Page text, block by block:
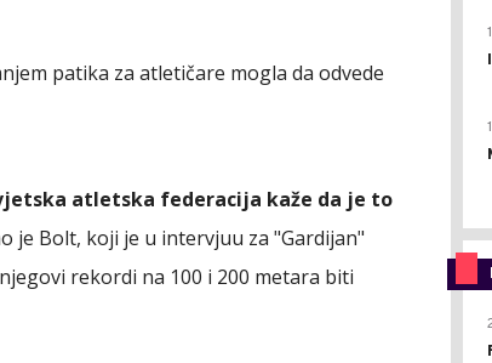
patika za atletičare mogla da odvede
atletska federacija kaže da je to
je Bolt, koji je u intervjuu za "Gardijan"
rekordi na 100 i 200 metara biti